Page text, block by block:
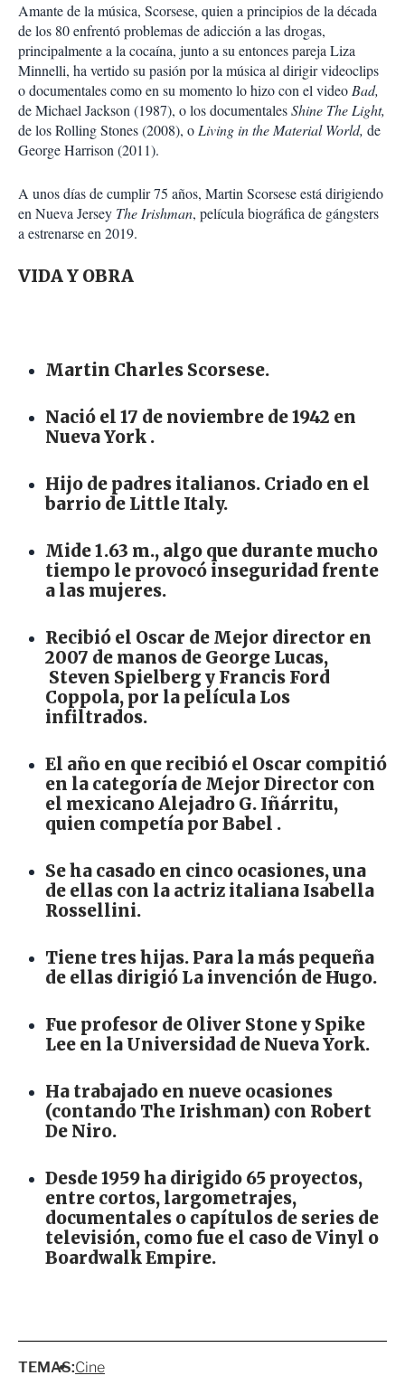
Amante de la música, Scorsese, quien a principios de la década
de los 80 enfrentó problemas de adicción a las drogas,
principalmente a la cocaína, junto a su entonces pareja Liza
Minnelli, ha vertido su pasión por la música al dirigir videoclips
o documentales como en su momento lo hizo con el videoBad,
de Michael Jackson (1987), o los documentalesShine The Light,
de los Rolling Stones (2008), oLiving in the Material World, de
George Harrison (2011).
A unos días de cumplir 75 años, Martin Scorsese está dirigiendo
en Nueva Jersey The Irishman, película biográfica de gángsters
a estrenarse en 2019.
VIDA Y OBRA
Martin Charles Scorsese.
Nació el 17 de noviembre de 1942 en
Nueva York .
Hijo de padres italianos. Criado en el
barrio de Little Italy.
Mide 1.63 m., algo que durante mucho
tiempo le provocó inseguridad frente
a las mujeres.
Recibió el Oscar de Mejor director en
2007 de manos de George Lucas,
Steven Spielberg y Francis Ford
Coppola, por la película Los
infiltrados.
El año en que recibió el Oscar compitió
en la categoría de Mejor Director con
el mexicano Alejadro G. Iñárritu,
quien competía por Babel .
Se ha casado en cinco ocasiones, una
de ellas con la actriz italiana Isabella
Rossellini.
Tiene tres hijas. Para la más pequeña
de ellas dirigió La invención de Hugo.
Fue profesor de Oliver Stone y Spike
Lee en la Universidad de Nueva York.
Ha trabajado en nueve ocasiones
(contando The Irishman) con Robert
De Niro.
Desde 1959 ha dirigido 65 proyectos,
entre cortos, largometrajes,
documentales o capítulos de series de
televisión, como fue el caso de Vinyl o
Boardwalk Empire.
TEMAS:Cine